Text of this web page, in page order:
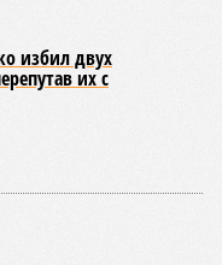
избил двух
их с